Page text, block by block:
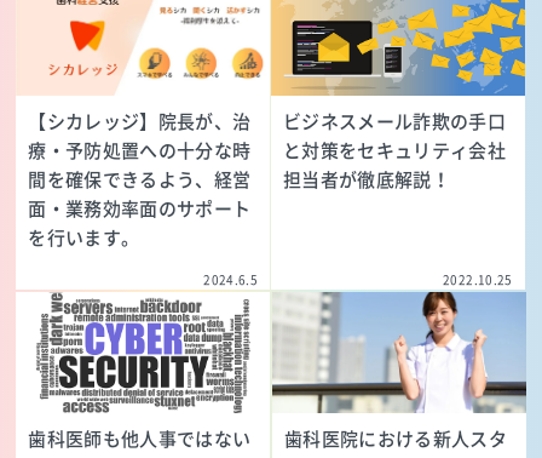
【シカレッジ】院長が、治
療・予防処置への十分な時
間を確保できるよう、経営
面・業務効率面のサポート
を行います。
2024.6.5
ビジネスメール詐欺の手口
と対策をセキュリティ会社
担当者が徹底解説！
2022.10.25
歯科医師も他人事ではない
歯科医院における新人スタ